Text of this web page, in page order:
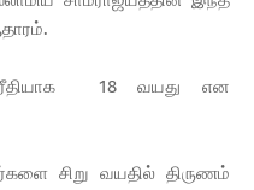
18 வயது என
சிறு வயதில் திருணம்